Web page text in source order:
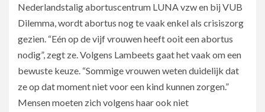
Nederlandstalig abortuscentrum LUNA vzw en bij VUB
Dilemma, wordt abortus nog te vaak enkel als crisiszorg
gezien. “Eén op de vijf vrouwen heeft ooit een abortus
nodig”, zegt ze. Volgens Lambeets gaat het vaak om een
bewuste keuze. “Sommige vrouwen weten duidelijk dat
ze op dat moment niet voor een kind kunnen zorgen.”
Mensen moeten zich volgens haar ook niet